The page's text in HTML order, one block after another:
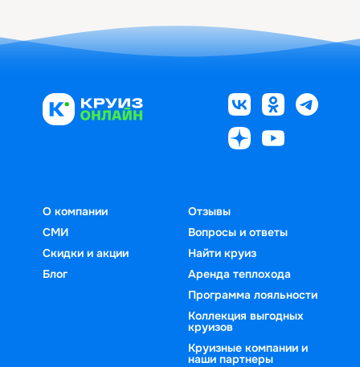
О компании
СМИ
Скидки и акции
Блог
Отзывы
Вопросы и ответы
Найти круиз
Аренда теплохода
Программа лояльности
Коллекция выгодных
круизов
Круизные компании и
наши партнеры